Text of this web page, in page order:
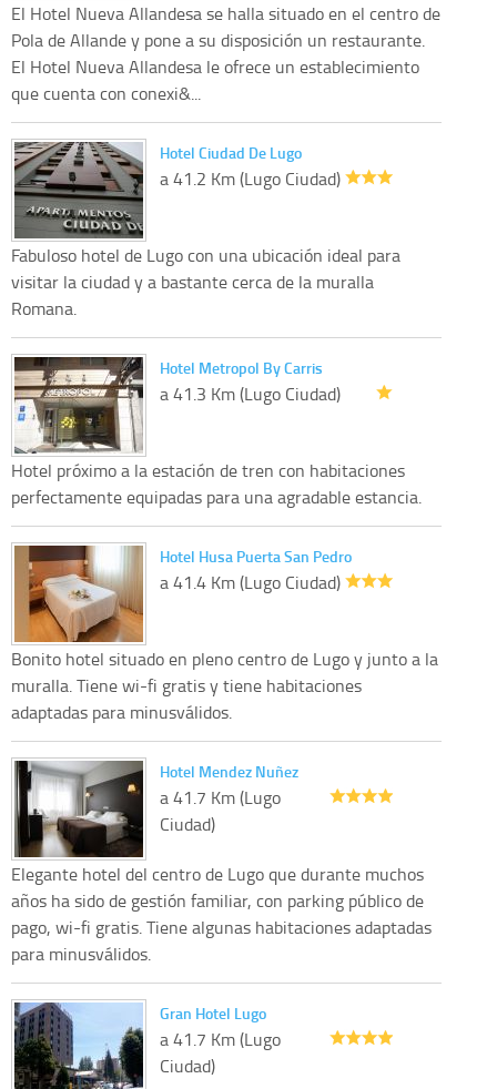
El Hotel Nueva Allandesa se halla situado en el centro de
Pola de Allande y pone a su disposición un restaurante.
El Hotel Nueva Allandesa le ofrece un establecimiento
que cuenta con conexi&...
Hotel Ciudad De Lugo
a 41.2 Km (Lugo Ciudad)
Fabuloso hotel de Lugo con una ubicación ideal para
visitar la ciudad y a bastante cerca de la muralla
Romana.
Hotel Metropol By Carris
a 41.3 Km (Lugo Ciudad)
Hotel próximo a la estación de tren con habitaciones
perfectamente equipadas para una agradable estancia.
Hotel Husa Puerta San Pedro
a 41.4 Km (Lugo Ciudad)
Bonito hotel situado en pleno centro de Lugo y junto a la
muralla. Tiene wi-fi gratis y tiene habitaciones
adaptadas para minusválidos.
Hotel Mendez Nuñez
a 41.7 Km (Lugo
Ciudad)
Elegante hotel del centro de Lugo que durante muchos
años ha sido de gestión familiar, con parking público de
pago, wi-fi gratis. Tiene algunas habitaciones adaptadas
para minusválidos.
Gran Hotel Lugo
a 41.7 Km (Lugo
Ciudad)